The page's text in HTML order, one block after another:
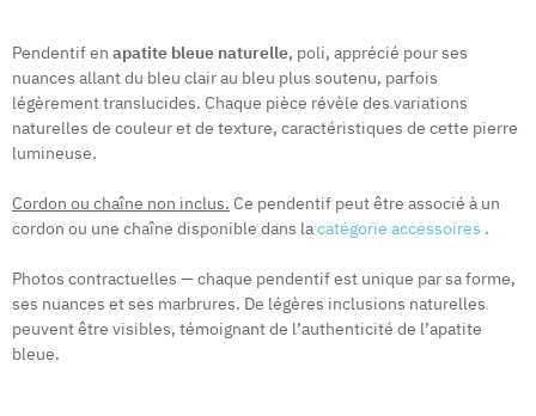
Pendentif en apatite bleue naturelle, poli, apprécié pour ses
nuances allant du bleu clair au bleu plus soutenu, parfois
légèrement translucides. Chaque pièce révèle des variations
naturelles de couleur et de texture, caractéristiques de cette pierre
lumineuse.
Cordon ou chaîne non inclus. Ce pendentif peut être associé à un
cordon ou une chaîne disponible dans lacatégorie accessoires .
Photos contractuelles — chaque pendentif est unique par sa forme,
ses nuances et ses marbrures. De légères inclusions naturelles
peuvent être visibles, témoignant de l’authenticité de l’apatite
bleue.